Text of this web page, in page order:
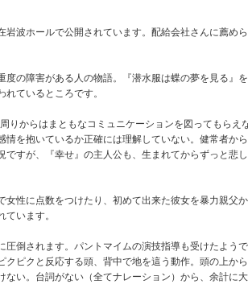
岩波ホールで公開されています。配給会社さんに薦め
の障害がある人の物語。『潜水服は蝶の夢を見る』
ているところです。
からはまともなコミュニケーションを図ってもらえな
を抱いているか正確には理解していない。健常者か
すが、『幸せ』の主人公も、生まれてからずっと悲
性に点数をつけたり、初めて出来た彼女を暴力親父
います。
倒されます。パントマイムの演技指導も受けたようで
ピクと反応する頭、背中で地を這う動作。頭の上から
い。台詞がない（全てナレーション）から、余計に